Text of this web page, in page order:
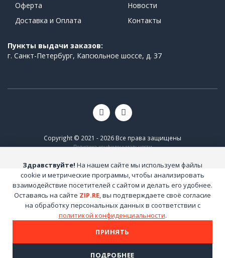
Оферта
Доставка и Оплата
Новости
Контакты
Пункты выдачи заказов:
г. Санкт-Петербург, Капсюльное шоссе, д. 37
Copyright © 2021 - 2026 Все права защищены
Политика конфиденциальности
Здравствуйте! На нашем сайте мы используем файлы
cookie и метрические программы, чтобы анализировать
взаимодействие посетителей с сайтом и делать его удобнее.
Оставаясь на сайте ZIP.RE, вы подтверждаете своё согласие
на обработку персональных данных в соответствии с
политикой конфиденциальности.
ПРИНЯТЬ
ПОДРОБНЕЕ